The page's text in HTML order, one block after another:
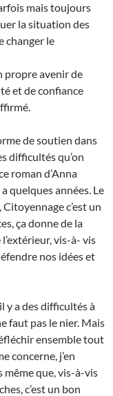
mais toujours
la situation des
changer le
propre avenir de
et de confiance
de soutien dans
difficultés qu’on
roman d’Anna
quelques années. Le
Citoyennage c’est un
ça donne de la
vis-à- vis
nos idées et
y a des difficultés à
faut pas le nier. Mais
ensemble tout
concerne, j’en
que, vis-à-vis
c’est un bon